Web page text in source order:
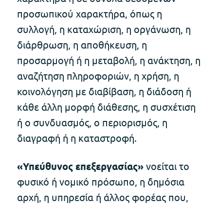
προσωπικού χαρακτήρα, όπως η
συλλογή, η καταχώριση, η οργάνωση, η
διάρθρωση, η αποθήκευση, η
προσαρμογή ή η μεταβολή, η ανάκτηση, η
αναζήτηση πληροφοριών, η χρήση, η
κοινολόγηση με διαβίβαση, η διάδοση ή
κάθε άλλη μορφή διάθεσης, η συσχέτιση
ή ο συνδυασμός, ο περιορισμός, η
διαγραφή ή η καταστροφή.
«Υπεύθυνος επεξεργασίας» νοείται το
φυσικό ή νομικό πρόσωπο, η δημόσια
αρχή, η υπηρεσία ή άλλος φορέας που,